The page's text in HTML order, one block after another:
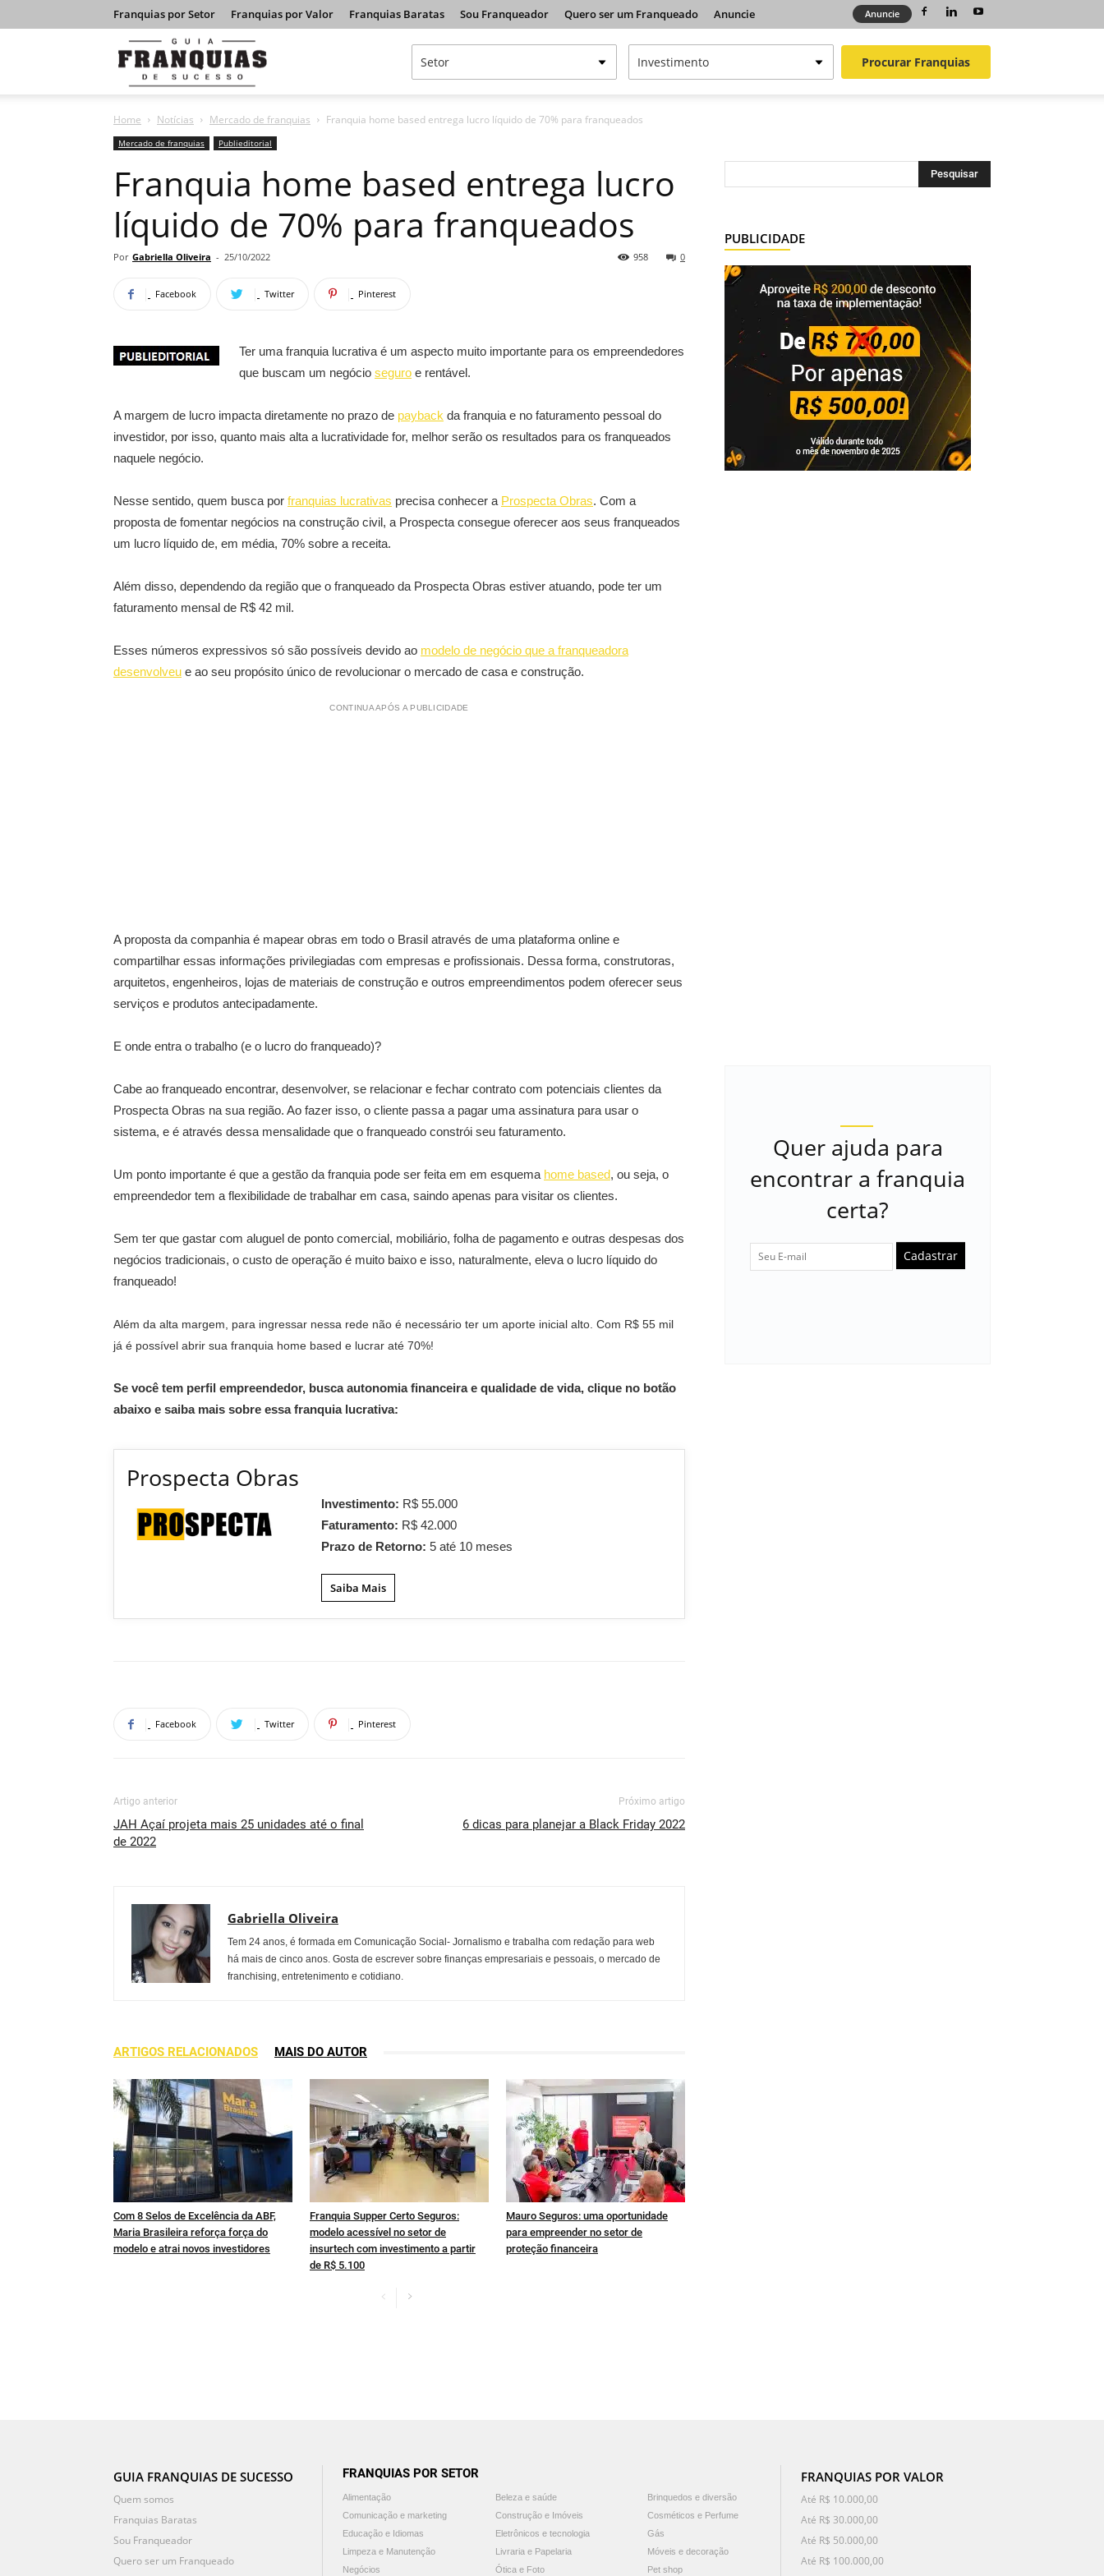
Franquias por Setor Franquias por Valor Franquias Baratas Sou Franqueador Quero ser um Franqueado Anuncie Anuncie
Franquias
Sucesso
Procurar Franquias
Home Notícias Mercado de franquias Franquia home based entrega lucro líquido de 70% para franqueados
Mercado de franquias Publieditorial
Franquia home based entrega lucro
líquido de 70% para franqueados
Por Gabriella Oliveira - 25/10/2022 0
958
Facebook Twitter Pinterest
Ter uma franquia lucrativa é um aspecto muito importante para os empreendedores
que buscam um negócio seguro e rentável.
A margem de lucro impacta diretamente no prazo de payback da franquia e no faturamento pessoal do
investidor, por isso, quanto mais alta a lucratividade for, melhor serão os resultados para os franqueados
naquele negócio.
Nesse sentido, quem busca por franquias lucrativas precisa conhecer a Prospecta Obras. Com a
proposta de fomentar negócios na construção civil, a Prospecta consegue oferecer aos seus franqueados
um lucro líquido de, em média, 70% sobre a receita.
Além disso, dependendo da região que o franqueado da Prospecta Obras estiver atuando, pode ter um
faturamento mensal de R$ 42 mil.
Esses números expressivos só são possíveis devido ao modelo de negócio que a franqueadora
desenvolveu e ao seu propósito único de revolucionar o mercado de casa e construção.
CONTINUA APÓS A PUBLICIDADE
A proposta da companhia é mapear obras em todo o Brasil através de uma plataforma online e
compartilhar essas informações privilegiadas com empresas e profissionais. Dessa forma, construtoras,
arquitetos, engenheiros, lojas de materiais de construção e outros empreendimentos podem oferecer seus
serviços e produtos antecipadamente.
E onde entra o trabalho (e o lucro do franqueado)?
Cabe ao franqueado encontrar, desenvolver, se relacionar e fechar contrato com potenciais clientes da
Prospecta Obras na sua região. Ao fazer isso, o cliente passa a pagar uma assinatura para usar o
sistema, e é através dessa mensalidade que o franqueado constrói seu faturamento.
Um ponto importante é que a gestão da franquia pode ser feita em em esquema home based, ou seja, o
empreendedor tem a flexibilidade de trabalhar em casa, saindo apenas para visitar os clientes.
Sem ter que gastar com aluguel de ponto comercial, mobiliário, folha de pagamento e outras despesas dos
negócios tradicionais, o custo de operação é muito baixo e isso, naturalmente, eleva o lucro líquido do
franqueado!
Além da alta margem, para ingressar nessa rede não é necessário ter um aporte inicial alto. Com R$ 55 mil
já é possível abrir sua franquia home based e lucrar até 70%!
Se você tem perfil empreendedor, busca autonomia financeira e qualidade de vida, clique no botão
abaixo e saiba mais sobre essa franquia lucrativa:
Prospecta Obras
Investimento: R$ 55.000
Faturamento: R$ 42.000
Prazo de Retorno:5 até 10 meses
Saiba Mais
Facebook Twitter Pinterest
Artigo anterior
JAH Açaí projeta mais 25 unidades até o final
de 2022
Próximo artigo
6 dicas para planejar a Black Friday 2022
Gabriella Oliveira
Tem 24 anos, é formada em Comunicação Social- Jornalismo e trabalha com redação para web
há mais de cinco anos. Gosta de escrever sobre finanças empresariais e pessoais, o mercado de
franchising, entretenimento e cotidiano.
ARTIGOS RELACIONADOS MAIS DO AUTOR
Com 8 Selos de Excelência da ABF,
Maria Brasileira reforça força do
modelo e atrai novos investidores
Franquia Supper Certo Seguros:
modelo acessível no setor de
insurtech com investimento a partir
de R$ 5.100
Mauro Seguros: uma oportunidade
para empreender no setor de
proteção financeira
PUBLICIDADE
Quer ajuda para
encontrar a franquia
certa?
Cadastrar
GUIA FRANQUIAS DE SUCESSO
Quem somos
Franquias Baratas
Sou Franqueador
Quero ser um Franqueado
FRANQUIAS POR SETOR
Alimentação Beleza e saúde
Brinquedos e diversão
Comunicação e marketing
Construção e Imóveis
Cosméticos e Perfume
Educação e Idiomas
Eletrônicos e tecnologia
Gás
Limpeza e Manutenção
Livraria e Papelaria
Móveis e decoração
Negócios
Ótica e Foto Pet shop
FRANQUIAS POR VALOR
Até R$ 10.000,00
Até R$ 30.000,00
Até R$ 50.000,00
Até R$ 100.000,00